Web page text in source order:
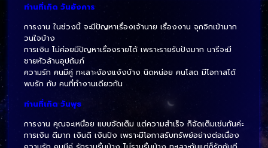
ท่านที่เกิด วันอังคาร
การงาน ในช่วงนี้ จะมีปัญหาเรื่องเจ้านาย เรื่องงาน จุกจิกเข้ามาก
วนใจบ้าง
การเงิน ไม่ค่อยมีปัญหาเรื่องรายได้ เพราะรายรับปังมาก นารีจะมี
ชายหัวล้านอุปถ้มภ์
ความรัก คนมีคู่ ทะเลาะง้องแง้งบ้าง นิดหน่อย คนโสด มีโอกาสได้
พบรัก กับ คนที่ทำงานเดียวกัน
ท่านที่เกิด วันพุธ
การงาน คุณจะเหนื่อย แบบจัดเต็ม แต่ความสำเร็จ ก็จัดเต็มเช่นกันค่ะ
การเงิน ดีมาก เงินดี เงินปัง เพราะมีโอกาสรับทรัพย์อย่างต่อเนื่อง